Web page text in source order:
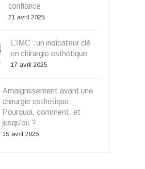
confiance
21 avril 2025
L’IMC : un indicateur clé
en chirurgie esthétique
17 avril 2025
Amaigrissement avant une
chirurgie esthétique :
Pourquoi, comment, et
jusqu’où ?
15 avril 2025